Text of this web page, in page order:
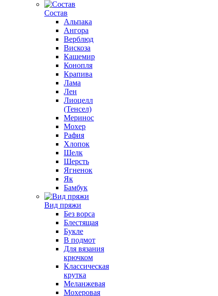
Состав
Альпака
Ангора
Верблюд
Вискоза
Кашемир
Конопля
Крапива
Лама
Лен
Лиоцелл
(Тенсел)
Меринос
Мохер
Рафия
Хлопок
Шелк
Шерсть
Ягненок
Як
Бамбук
Вид пряжи
Без ворса
Блестящая
Букле
В подмот
Для вязания
крючком
Классическая
крутка
Меланжевая
Мохеровая